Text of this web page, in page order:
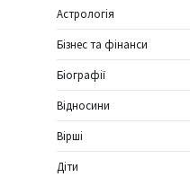
Астрологія
Бізнес та фінанси
Біографії
Відносини
Вірші
Діти